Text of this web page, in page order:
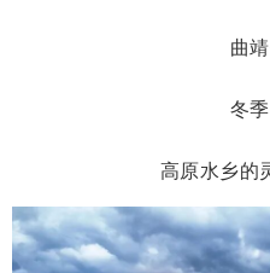
曲
冬
高原水乡的